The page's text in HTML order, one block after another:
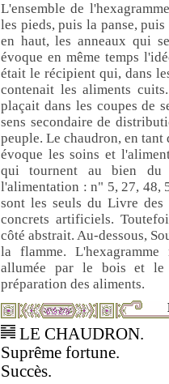
L'ensemble de
les pieds, puis la panse,
en haut, les anneaux qui
évoque en même temps
était le récipient qui, dans
contenait les aliments
plaçait dans les coupes de
sens secondaire de
peuple. Le chaudron, en
évoque les soins et
qui tournent au bien du
l'alimentation : n" 5, 27, 48,
sont les seuls du Livre des
concrets artificiels.
côté abstrait. Au-dessous,
la flamme.
allumée par le bois et
préparation des aliments.
LE CHAUDRON.
Suprême fortune.
Succès.